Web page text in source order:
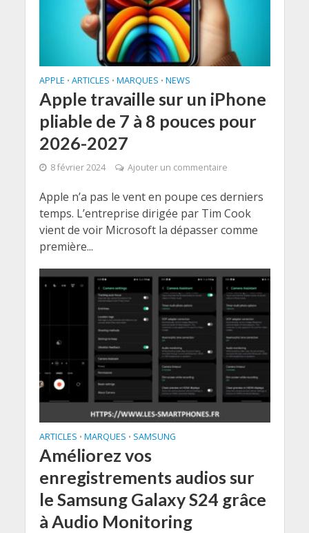
APPLE • ARTICLES • MARQUES • NEWS
Apple travaille sur un iPhone
pliable de 7 à 8 pouces pour
2026-2027
8 février 2024 Ajouter un commentaire
Apple n’a pas le vent en poupe ces derniers
temps. L’entreprise dirigée par Tim Cook
vient de voir Microsoft la dépasser comme
première...
ARTICLES • MARQUES • SAMSUNG
Améliorez vos
enregistrements audios sur
le Samsung Galaxy S24 grâce
à Audio Monitoring